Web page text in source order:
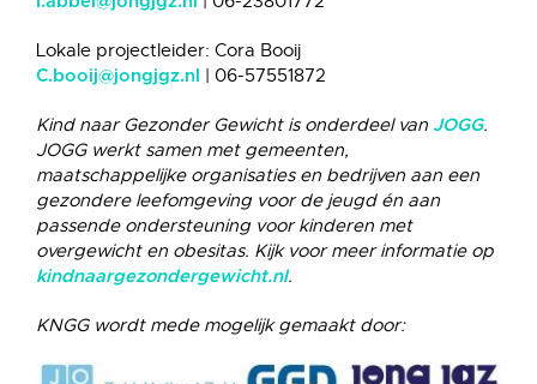
Lokale projectleider: Cora Booij
C.booij@jongjgz.nl | 06-57551872
Kind naar Gezonder Gewicht is onderdeel van JOGG.
JOGG werkt samen met gemeenten,
maatschappelijke organisaties en bedrijven aan een
gezondere leefomgeving voor de jeugd én aan
passende ondersteuning voor kinderen met
overgewicht en obesitas. Kijk voor meer informatie op
kindnaargezondergewicht.nl.
KNGG wordt mede mogelijk gemaakt door: